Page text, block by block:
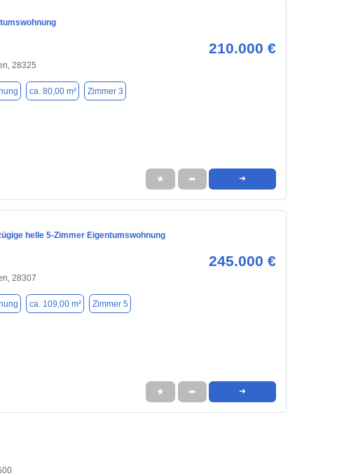
210.000 €
28325
ca. 80,00 m² Zimmer 3
★ ➦ ➜
helle 5-Zimmer Eigentumswohnung
245.000 €
28307
ca. 109,00 m² Zimmer 5
★ ➦ ➜